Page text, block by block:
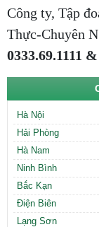
Công ty, Tập
Thực-Chuyên
0333.69.1111
Hà Nội
Hải Phòng
Hà Nam
Ninh Bình
Bắc Kạn
Điện Biên
Lạng Sơn